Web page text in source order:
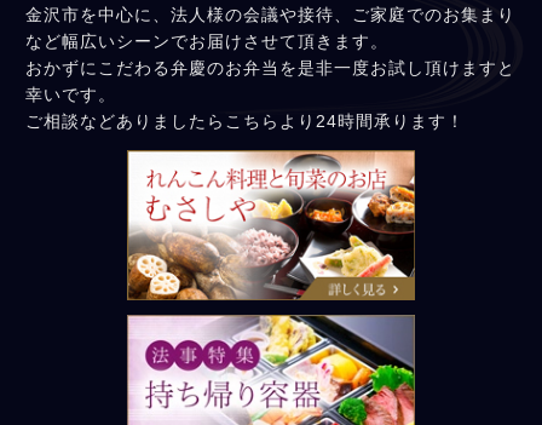
金沢市を中心に、法人様の会議や接待、ご家庭でのお集まり
など幅広いシーンでお届けさせて頂きます。
おかずにこだわる弁慶のお弁当を是非一度お試し頂けますと
幸いです。
ご相談などありましたらこちらより24時間承ります！
れんこん料理と旬菜の店 むさ
しや
法事特集：持ち帰り容器